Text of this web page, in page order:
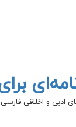
ادبی و اخلاقی